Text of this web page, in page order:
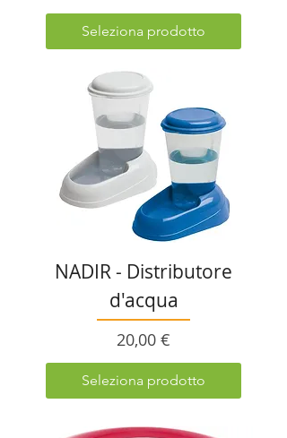
Seleziona prodotto
NADIR - Distributore
d'acqua
Prezzo
20,00 €
Seleziona prodotto